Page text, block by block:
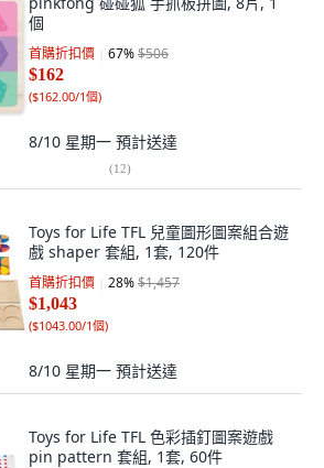
個
首購折扣價 67%$506
$162
($162.00/1個)
8/10 星期一 預計送達
(12)
Toys for Life TFL 兒童圖形圖案組合遊
戲 shaper 套組, 1套, 120件
首購折扣價 28%$1,457
$1,043
($1043.00/1個)
8/10 星期一 預計送達
Toys for Life TFL 色彩插釘圖案遊戲
pin pattern 套組, 1套, 60件